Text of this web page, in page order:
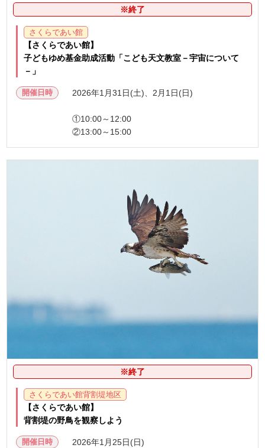
※終了
さくらであい館
【さくらであい館】
子どもゆめ基金助成活動「こども天文教室－宇宙について
－」
開催日時 2026年1月31日(土)、2月1日(日)
①10:00～12:00
②13:00～15:00
※終了
さくらであい館背割堤地区
【さくらであい館】
背割堤の野鳥を観察しよう
開催日時
2026年1月25日(日)